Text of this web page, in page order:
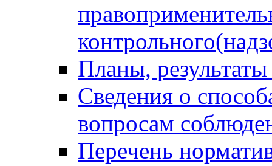
Планы,
Сведения о
вопросам
Перечень